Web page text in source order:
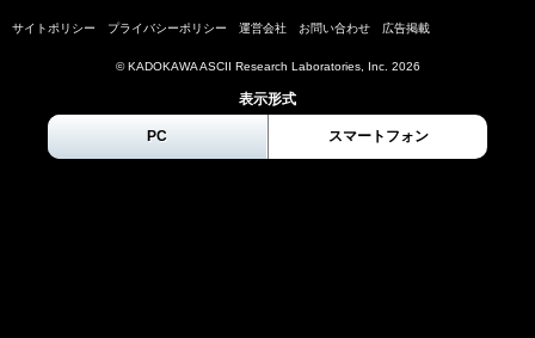
サイトポリシー プライバシーポリシー 運営会社 お問い合わせ 広告掲載
© KADOKAWA ASCII Research Laboratories, Inc. 2026
表示形式
PC スマートフォン